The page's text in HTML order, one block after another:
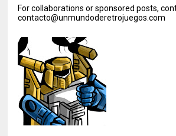
For collaborations or sponsored posts,
contacto@unmundoderetrojuegos.com